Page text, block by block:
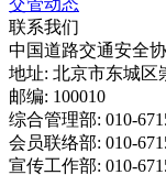
联系我们
中国道路交通安全
地址: 北京市东城区
邮编: 100010
综合管理部: 010-
会员联络部: 010-
宣传工作部: 010-